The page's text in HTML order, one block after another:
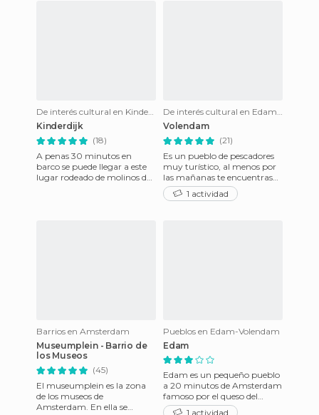
De interés cultural en Kinderdijk
Kinderdijk
(18)
A penas 30 minutos en
barco se puede llegar a este
lugar rodeado de molinos de
De interés cultural en Edam-Volendam
Volendam
(21)
Es un pueblo de pescadores
muy turístico, al menos por
las mañanas te encuentras
japoneses, por lo que viene
como recomendado en l
1 actividad
Barrios en Amsterdam
Museumplein - Barrio de
los Museos
(45)
El museumplein es la zona
de los museos de
Amsterdam. En ella se
Pueblos en Edam-Volendam
Edam
Edam es un pequeño pueblo
a 20 minutos de Amsterdam
famoso por el queso del
mismo nombre. En los
1 actividad